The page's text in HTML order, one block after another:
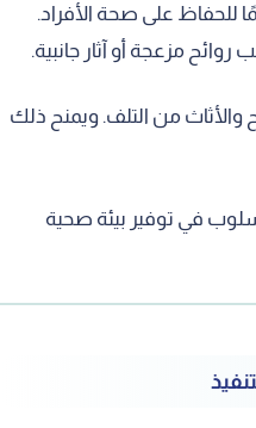
على صحة الأفراد.
مزعجة أو آثار جانبية.
من التلف. ويمنح ذلك
في توفير بيئة صحية